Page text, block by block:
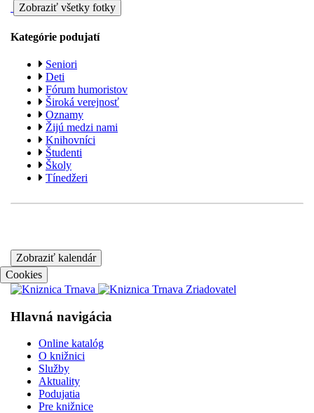
Zobraziť všetky fotky
Kategórie podujatí
Seniori
Deti
Fórum humoristov
Široká verejnosť
Oznamy
Žijú medzi nami
Knihovníci
Študenti
Školy
Tínedžeri
Zobraziť kalendár
Cookies
Hlavná navigácia
Online katalóg
O knižnici
Služby
Aktuality
Podujatia
Pre knižnice